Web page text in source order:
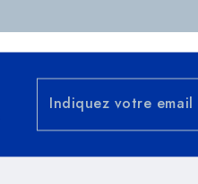
Indiquez votre email